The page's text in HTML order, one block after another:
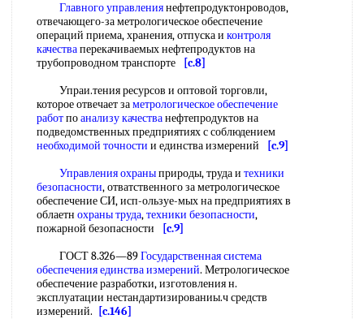
Главного управлениянефтепродуктонроводов,
отвечающего-за метрологическое обеспечение
операций приема, хранения, отпуска и контроля
качестваперекачиваемых нефтепродуктов на
трубопроводном транспорте
[c.8]
Упраи.тения ресурсов и оптовой торговли,
которое отвечает заметрологическое обеспечение
работпоанализу качестванефтепродуктов на
подведомственных предприятиях с соблюдением
необходимой точности и единства измерений
[c.9]
Управления охраныприроды, труда и техники
безопасности, отватственного за метрологическое
обеспечение СИ, исп-ользуе-мых на предприятиях в
облаетн охраны труда,техники безопасности,
пожарной безопасности
[c.9]
ГОСТ 8.326—89Государственная система
обеспечения единства измерений. Метрологическое
обеспечение разработки, изготовления н.
эксплуатации нестандартизированиы.ч средств
измерений.
[c.146]